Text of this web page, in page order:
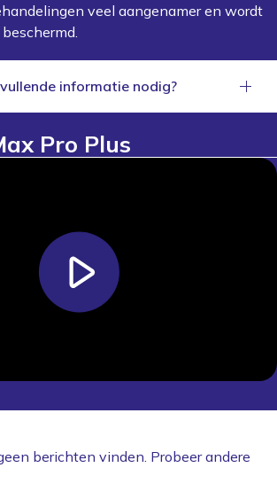
veel aangenamer en wordt
informatie nodig?
op dewebsite van Candela
Pro Plus
berichten vinden. Probeer andere